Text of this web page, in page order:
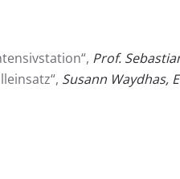
Prof.
Susann Waydhas,